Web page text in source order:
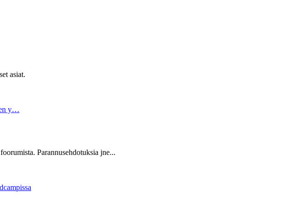
asiat.
y…
Parannusehdotuksia jne...